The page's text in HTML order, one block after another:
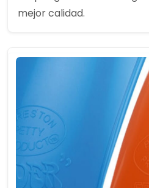
mejor calidad.